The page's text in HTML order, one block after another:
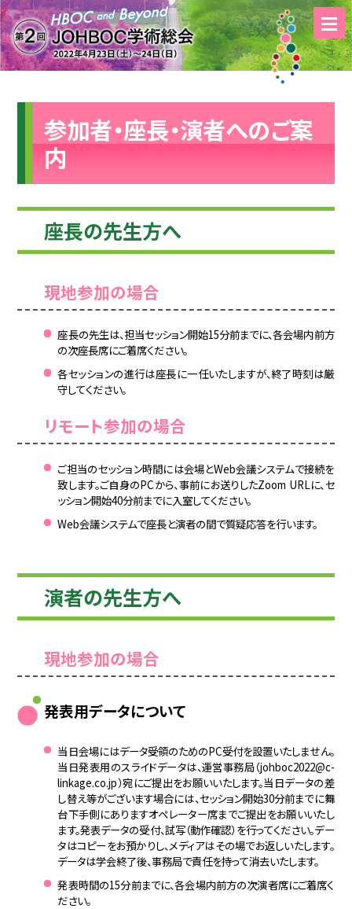
参加者・座長・演者へのご案
内
座長の先生方へ
現地参加の場合
座長の先生は、担当セッション開始15分前までに、各会場内前方
の次座長席にご着席ください。
各セッションの進行は座長に一任いたしますが、終了時刻は厳
守してください。
リモート参加の場合
ご担当のセッション時間には会場とWeb会議システムで接続を
致します。ご自身のPCから、事前にお送りしたZoom URLに、セ
ッション開始40分前までに入室してください。
Web会議システムで座長と演者の間で質疑応答を行います。
演者の先生方へ
現地参加の場合
発表用データについて
当日会場にはデータ受領のためのPC受付を設置いたしません。
当日発表用のスライドデータは、運営事務局（johboc2022@c-
linkage.co.jp）宛にご提出をお願いいたします。当日データの差
し替え等がございます場合には、セッション開始30分前までに舞
台下手側にありますオペレーター席までご提出をお願いいたし
ます。発表データの受付、試写（動作確認）を行ってください。デー
タはコピーをお預かりし、メディアはその場でお返しいたします。
データは学会終了後、事務局で責任を持って消去いたします。
発表時間の15分前までに、各会場内前方の次演者席にご着席く
ださい。